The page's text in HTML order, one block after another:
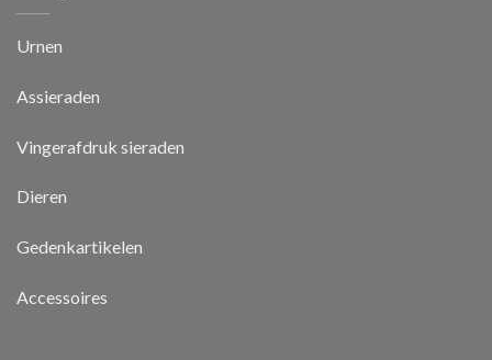
Urnen
Assieraden
Vingerafdruk sieraden
Dieren
Gedenkartikelen
Accessoires